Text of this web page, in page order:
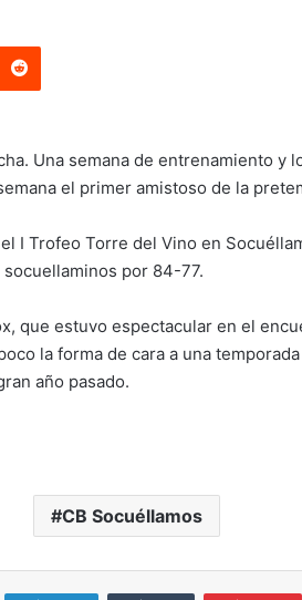
Una semana de entrenamiento y
el primer amistoso de la
I Trofeo Torre del Vino en
por 84-77.
que estuvo espectacular en el
la forma de cara a una
año pasado.
CB Socuéllamos